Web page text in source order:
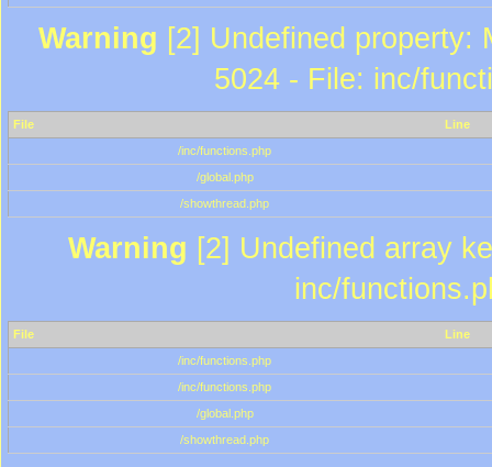
Warning [2] Undefined property:
5024 - File: inc/
File
Line
/inc/functions.php
/global.php
/showthread.php
Warning [2] Undefined array
inc/
File
Line
/inc/functions.php
/inc/functions.php
/global.php
/showthread.php